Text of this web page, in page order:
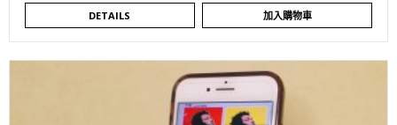
DETAILS 加入購物車